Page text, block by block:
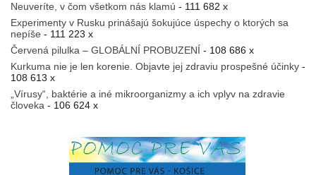
Neuveríte, v čom všetkom nás klamú - 111 682 x
Experimenty v Rusku prinášajú šokujúce úspechy o ktorých sa
nepíše - 111 223 x
Červená pilulka – GLOBÁLNÍ PROBUZENÍ - 108 686 x
Kurkuma nie je len korenie. Objavte jej zdraviu prospešné účinky -
108 613 x
„Vírusy“, baktérie a iné mikroorganizmy a ich vplyv na zdravie
človeka - 106 624 x